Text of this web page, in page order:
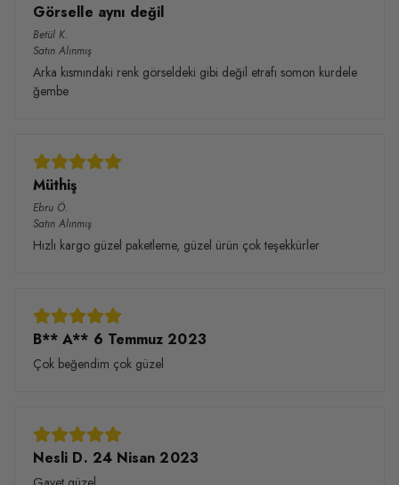
Görselle aynı değil
Betül K.
Satın Alınmış
Arka kısmındaki renk görseldeki gibi değil etrafı somon kurdele
ğembe
Müthiş
Ebru Ö.
Satın Alınmış
Hızlı kargo güzel paketleme, güzel ürün çok teşekkürler
B** A** 6 Temmuz 2023
Çok beğendim çok güzel
Nesli D. 24 Nisan 2023